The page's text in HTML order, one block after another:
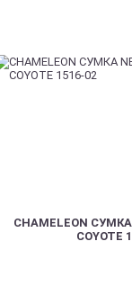
CHAMELEON СУМКА
COYOTE